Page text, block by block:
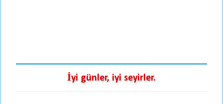
İyi günler, iyi seyirler.